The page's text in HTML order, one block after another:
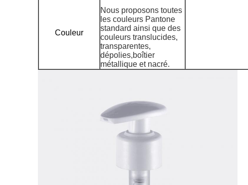
Couleur
Nous proposons toutes
les couleurs Pantone
standard ainsi que des
couleurs translucides,
transparentes,
dépolies,boîtier
métallique et nacré.